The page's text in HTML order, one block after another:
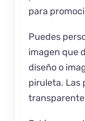
para
Puedes
imagen que
diseño o
piruleta. Las